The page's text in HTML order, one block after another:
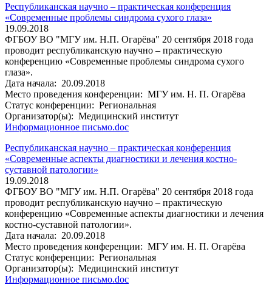
Республиканская научно – практическая конференция
«Современные проблемы синдрома сухого глаза»
19.09.2018
ФГБОУ ВО "МГУ им. Н.П. Огарёва" 20 сентября 2018 года
проводит республиканскую научно – практическую
конференцию «Современные проблемы синдрома сухого
глаза».
Дата начала: 20.09.2018
Место проведения конференции: МГУ им. Н. П. Огарёва
Статус конференции: Региональная
Организатор(ы): Медицинский институт
Информационное письмо.doc
Республиканская научно – практическая конференция
«Современные аспекты диагностики и лечения костно-
суставной патологии»
19.09.2018
ФГБОУ ВО "МГУ им. Н.П. Огарёва" 20 сентября 2018 года
проводит республиканскую научно – практическую
конференцию «Современные аспекты диагностики и лечения
костно-суставной патологии».
Дата начала: 20.09.2018
Место проведения конференции: МГУ им. Н. П. Огарёва
Статус конференции: Региональная
Организатор(ы): Медицинский институт
Информационное письмо.doc